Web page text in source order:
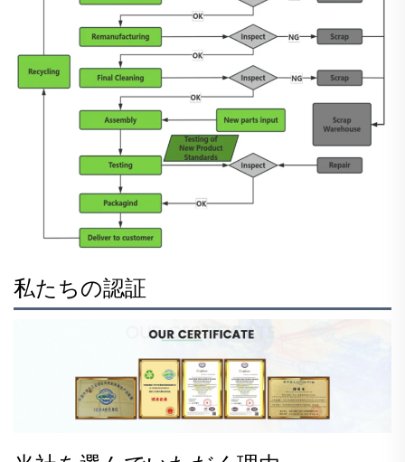
私たちの認証